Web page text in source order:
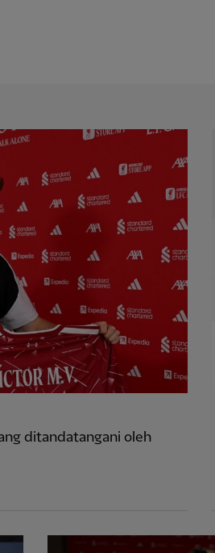
ditandatangani oleh